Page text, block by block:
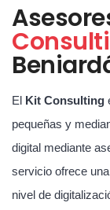
El Kit Consulting
pequeñas y
digital mediante
servicio ofrece
nivel de